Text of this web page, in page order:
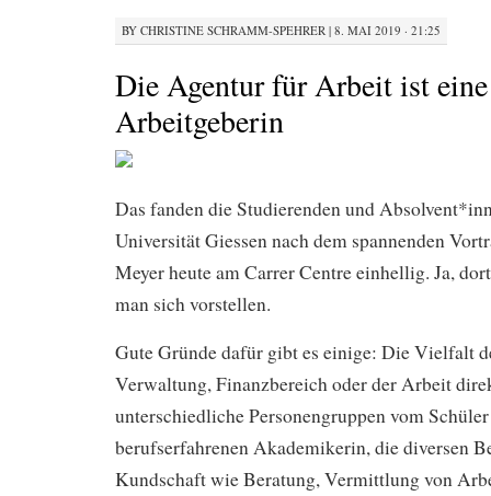
BY CHRISTINE SCHRAMM-SPEHRER | 8. MAI 2019 · 21:25
Die Agentur für Arbeit ist
Arbeitgeberin
Das fanden die Studierenden und
Universität Giessen nach dem spannenden
Meyer heute am Carrer Centre einhellig. Ja,
man sich vorstellen.
Gute Gründe dafür gibt es einige: Die Vielfalt
Verwaltung, Finanzbereich oder der Arbeit
unterschiedliche Personengruppen vom
berufserfahrenen Akademikerin, die diversen
Kundschaft wie Beratung, Vermittlung von